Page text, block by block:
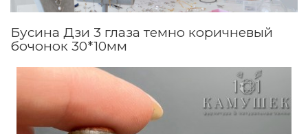
Бусина Дзи 3 глаза темно коричневый
бочонок 30*10мм